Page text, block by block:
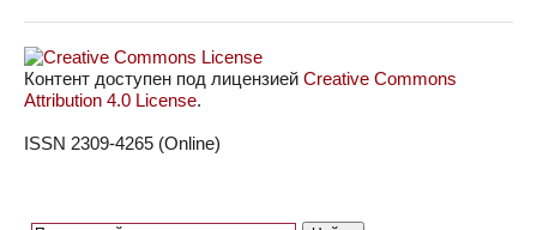
Контент доступен под лицензией Creative Commons
Attribution 4.0 License.
ISSN 2309-4265 (Online)